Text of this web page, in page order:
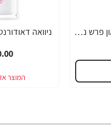
ניוואה דאודורנט רול און פרש נטורל לאשה 50 מ''ל - מבית NIVEA